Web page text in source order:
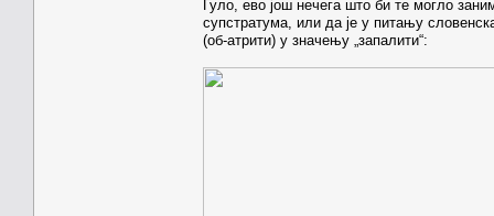
Гуло, ево још нечега што би те могло
супстратума, или да је у питању
(об-атрити) у значењу „запалити“: